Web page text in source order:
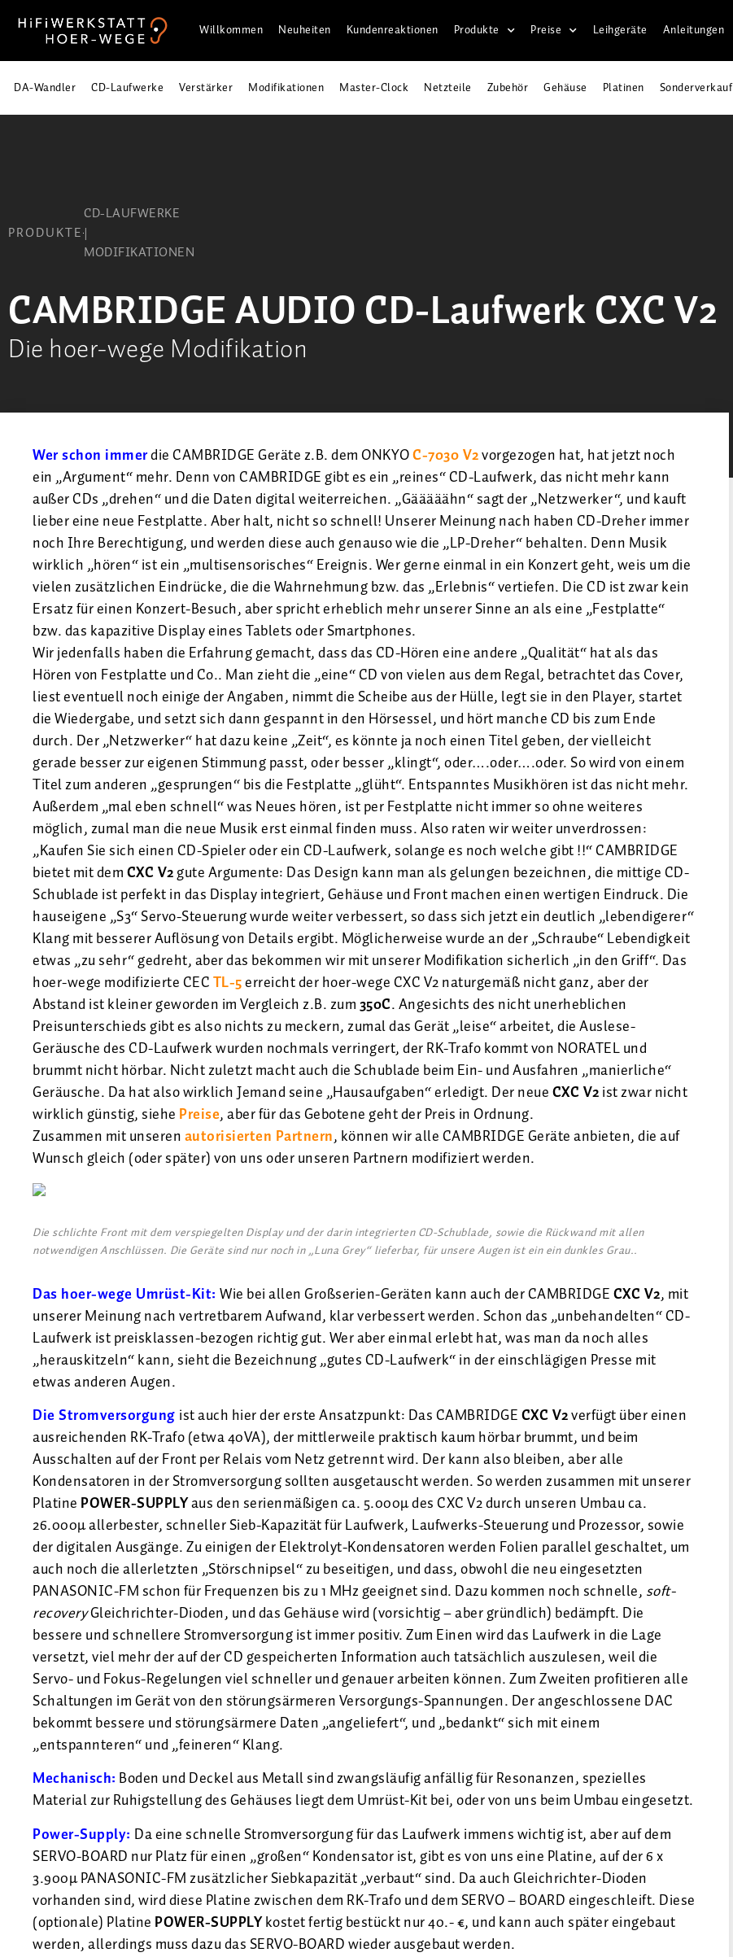
Willkommen Neuheiten Kundenreaktionen Produkte Preise Leihgeräte Anleitungen
DA-Wandler CD-Laufwerke Verstärker Modifikationen Master-Clock Netzteile Zubehör Gehäuse Platinen Sonderverkauf
PRODUKTE
CD-LAUFWERKE
|
MODIFIKATIONEN
CAMBRIDGE AUDIO CD-Laufwerk CXC V2
Die hoer-wege Modifikation
Wer schon immerdie CAMBRIDGE Geräte z.B. dem ONKYOC-7030 V2vorgezogen hat, hat jetzt noch
ein „Argument“ mehr. Denn von CAMBRIDGE gibt es ein „reines“ CD-Laufwerk, das nicht mehr kann
außer CDs „drehen“ und die Daten digital weiterreichen. „Gääääähn“ sagt der „Netzwerker“, und kauft
lieber eine neue Festplatte. Aber halt, nicht so schnell! Unserer Meinung nach haben CD-Dreher immer
noch Ihre Berechtigung, und werden diese auch genauso wie die „LP-Dreher“ behalten. Denn Musik
wirklich „hören“ ist ein „multisensorisches“ Ereignis. Wer gerne einmal in ein Konzert geht, weis um die
vielen zusätzlichen Eindrücke, die die Wahrnehmung bzw. das „Erlebnis“ vertiefen. Die CD ist zwar kein
Ersatz für einen Konzert-Besuch, aber spricht erheblich mehr unserer Sinne an als eine „Festplatte“
bzw. das kapazitive Display eines Tablets oder Smartphones.
Wir jedenfalls haben die Erfahrung gemacht, dass das CD-Hören eine andere „Qualität“ hat als das
Hören von Festplatte und Co.. Man zieht die „eine“ CD von vielen aus dem Regal, betrachtet das Cover,
liest eventuell noch einige der Angaben, nimmt die Scheibe aus der Hülle, legt sie in den Player, startet
die Wiedergabe, und setzt sich dann gespannt in den Hörsessel, und hört manche CD bis zum Ende
durch. Der „Netzwerker“ hat dazu keine „Zeit“, es könnte ja noch einen Titel geben, der vielleicht
gerade besser zur eigenen Stimmung passt, oder besser „klingt“, oder….oder….oder. So wird von einem
Titel zum anderen „gesprungen“ bis die Festplatte „glüht“. Entspanntes Musikhören ist das nicht mehr.
Außerdem „mal eben schnell“ was Neues hören, ist per Festplatte nicht immer so ohne weiteres
möglich, zumal man die neue Musik erst einmal finden muss. Also raten wir weiter unverdrossen:
„Kaufen Sie sich einen CD-Spieler oder ein CD-Laufwerk, solange es noch welche gibt !!“ CAMBRIDGE
bietet mit demCXC V2gute Argumente: Das Design kann man als gelungen bezeichnen, die mittige CD-
Schublade ist perfekt in das Display integriert, Gehäuse und Front machen einen wertigen Eindruck. Die
hauseigene „S3“ Servo-Steuerung wurde weiter verbessert, so dass sich jetzt ein deutlich „lebendigerer“
Klang mit besserer Auflösung von Details ergibt. Möglicherweise wurde an der „Schraube“ Lebendigkeit
etwas „zu sehr“ gedreht, aber das bekommen wir mit unserer Modifikation sicherlich „in den Griff“. Das
hoer-wege modifizierte CECTL-5erreicht der hoer-wege CXC V2 naturgemäß nicht ganz, aber der
Abstand ist kleiner geworden im Vergleich z.B. zum350C. Angesichts des nicht unerheblichen
Preisunterschieds gibt es also nichts zu meckern, zumal das Gerät „leise“ arbeitet, die Auslese-
Geräusche des CD-Laufwerk wurden nochmals verringert, der RK-Trafo kommt von NORATEL und
brummt nicht hörbar. Nicht zuletzt macht auch die Schublade beim Ein- und Ausfahren „manierliche“
Geräusche. Da hat also wirklich Jemand seine „Hausaufgaben“ erledigt. Der neueCXC V2ist zwar nicht
wirklich günstig, siehe Preise, aber für das Gebotene geht der Preis in Ordnung.
Zusammen mit unserenautorisierten Partnern, können wir alle CAMBRIDGE Geräte anbieten, die auf
Wunsch gleich (oder später) von uns oder unseren Partnern modifiziert werden.
Die schlichte Front mit dem verspiegelten Display und der darin integrierten CD-Schublade, sowie die Rückwand mit allen
notwendigen Anschlüssen. Die Geräte sind nur noch in „Luna Grey“ lieferbar, für unsere Augen ist ein ein dunkles Grau..
Das hoer-wege Umrüst-Kit: Wie bei allen Großserien-Geräten kann auch der CAMBRIDGECXC V2, mit
unserer Meinung nach vertretbarem Aufwand, klar verbessert werden. Schon das „unbehandelten“ CD-
Laufwerk ist preisklassen-bezogen richtig gut. Wer aber einmal erlebt hat, was man da noch alles
„herauskitzeln“ kann, sieht die Bezeichnung „gutes CD-Laufwerk“ in der einschlägigen Presse mit
etwas anderen Augen.
Die Stromversorgung ist auch hier der erste Ansatzpunkt: Das CAMBRIDGECXC V2verfügt über einen
ausreichenden RK-Trafo (etwa 40VA), der mittlerweile praktisch kaum hörbar brummt, und beim
Ausschalten auf der Front per Relais vom Netz getrennt wird. Der kann also bleiben, aber alle
Kondensatoren in der Stromversorgung sollten ausgetauscht werden. So werden zusammen mit unserer
Platine POWER-SUPPLYaus den serienmäßigen ca. 5.000µ des CXC V2 durch unseren Umbau ca.
26.000µ allerbester, schneller Sieb-Kapazität für Laufwerk, Laufwerks-Steuerung und Prozessor, sowie
der digitalen Ausgänge. Zu einigen der Elektrolyt-Kondensatoren werden Folien parallel geschaltet, um
auch noch die allerletzten „Störschnipsel“ zu beseitigen, und dass, obwohl die neu eingesetzten
PANASONIC-FM schon für Frequenzen bis zu 1 MHz geeignet sind. Dazu kommen noch schnelle, soft-
recoveryGleichrichter-Dioden, und das Gehäuse wird (vorsichtig – aber gründlich) bedämpft. Die
bessere und schnellere Stromversorgung ist immer positiv. Zum Einen wird das Laufwerk in die Lage
versetzt, viel mehr der auf der CD gespeicherten Information auch tatsächlich auszulesen, weil die
Servo- und Fokus-Regelungen viel schneller und genauer arbeiten können. Zum Zweiten profitieren alle
Schaltungen im Gerät von den störungsärmeren Versorgungs-Spannungen. Der angeschlossene DAC
bekommt bessere und störungsärmere Daten „angeliefert“, und „bedankt“ sich mit einem
„entspannteren“ und „feineren“ Klang.
Mechanisch: Boden und Deckel aus Metall sind zwangsläufig anfällig für Resonanzen, spezielles
Material zur Ruhigstellung des Gehäuses liegt dem Umrüst-Kit bei, oder von uns beim Umbau eingesetzt.
Power-Supply: Da eine schnelle Stromversorgung für das Laufwerk immens wichtig ist, aber auf dem
SERVO-BOARD nur Platz für einen „großen“ Kondensator ist, gibt es von uns eine Platine, auf der 6 x
3.900µ PANASONIC-FM zusätzlicher Siebkapazität „verbaut“ sind. Da auch Gleichrichter-Dioden
vorhanden sind, wird diese Platine zwischen dem RK-Trafo und dem SERVO – BOARD eingeschleift. Diese
(optionale) Platine POWER-SUPPLYkostet fertig bestückt nur 40.- €, und kann auch später eingebaut
werden, allerdings muss dazu das SERVO-BOARD wieder ausgebaut werden.